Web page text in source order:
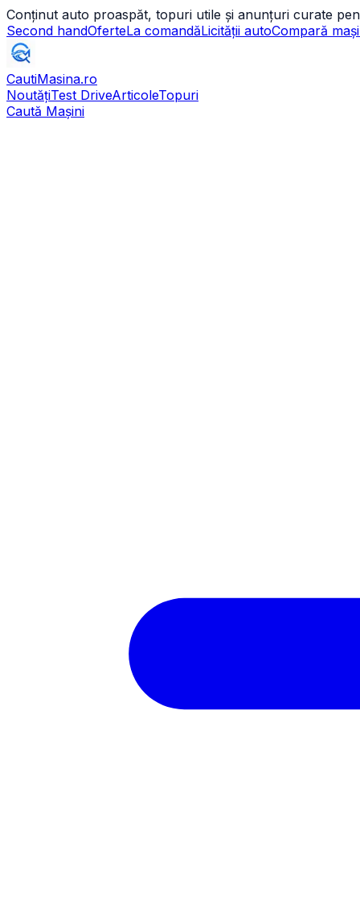
Conținut auto proaspăt, topuri utile și anunțuri curate
Second handOferteLa comandăLicității autoCompară
CautiMasina.ro
NoutățiTest DriveArticoleTopuri
Caută Mașini